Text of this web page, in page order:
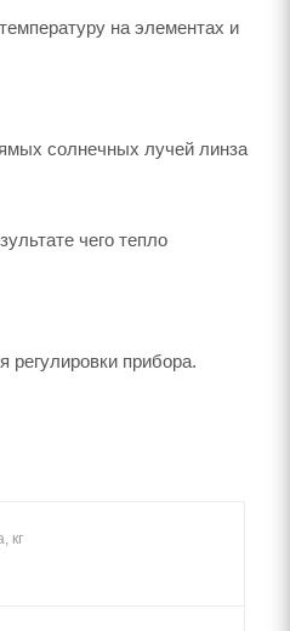
на элементах и
солнечных лучей линза
чего тепло
прибора.
кг